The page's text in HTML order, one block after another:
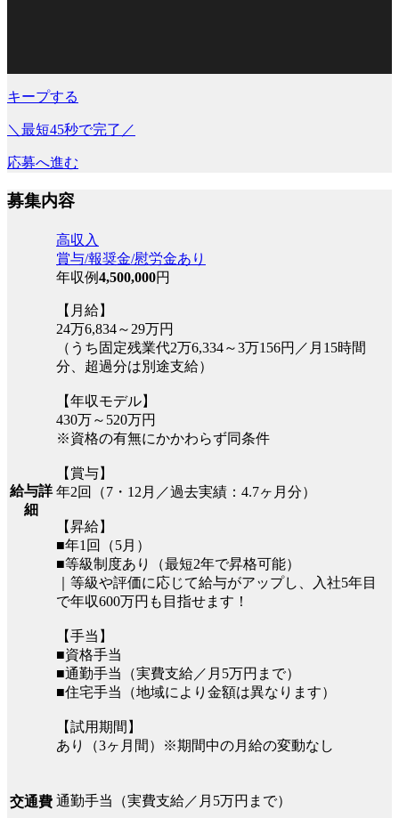
キープする
＼最短45秒で完了／
応募へ進む
募集内容
給与詳
細
高収入
賞与/報奨金/慰労金あり
年収例4,500,000円
【月給】
24万6,834～29万円
（うち固定残業代2万6,334～3万156円／月15時間
分、超過分は別途支給）
【年収モデル】
430万～520万円
※資格の有無にかかわらず同条件
【賞与】
年2回（7・12月／過去実績：4.7ヶ月分）
【昇給】
■年1回（5月）
■等級制度あり（最短2年で昇格可能）
｜等級や評価に応じて給与がアップし、入社5年目
で年収600万円も目指せます！
【手当】
■資格手当
■通勤手当（実費支給／月5万円まで）
■住宅手当（地域により金額は異なります）
【試用期間】
あり（3ヶ月間）※期間中の月給の変動なし
交通費 通勤手当（実費支給／月5万円まで）